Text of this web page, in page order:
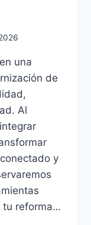
una
de
Al
y
tu reforma…